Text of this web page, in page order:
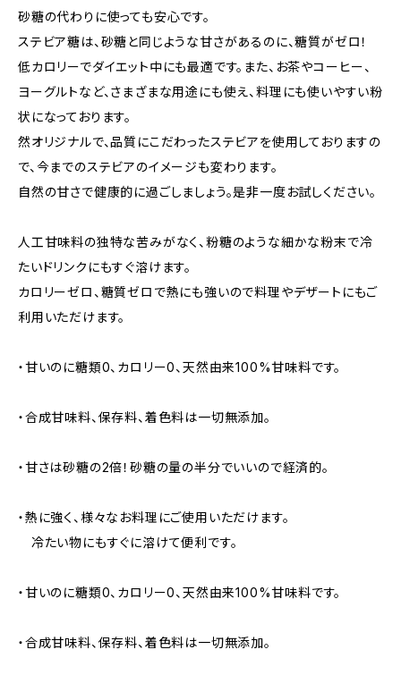
砂糖の代わりに使っても安心です。
ステビア糖は、砂糖と同じような甘さがあるのに、糖質がゼロ！
低カロリーでダイエット中にも最適です。また、お茶やコーヒー、
ヨーグルトなど、さまざまな用途にも使え、料理にも使いやすい粉
状になっております。
然オリジナルで、品質にこだわったステビアを使用しておりますの
で、今までのステビアのイメージも変わります。
自然の甘さで健康的に過ごしましょう。是非一度お試しください。
人工甘味料の独特な苦みがなく、粉糖のような細かな粉末で冷
たいドリンクにもすぐ溶けます。
カロリーゼロ、糖質ゼロで熱にも強いので料理やデザートにもご
利用いただけます。
・甘いのに糖類0、カロリー0、天然由来100%甘味料です。
・合成甘味料、保存料、着色料は一切無添加。
・甘さは砂糖の2倍！砂糖の量の半分でいいので経済的。
・熱に強く、様々なお料理にご使用いただけます。
冷たい物にもすぐに溶けて便利です。
・甘いのに糖類0、カロリー0、天然由来100%甘味料です。
・合成甘味料、保存料、着色料は一切無添加。